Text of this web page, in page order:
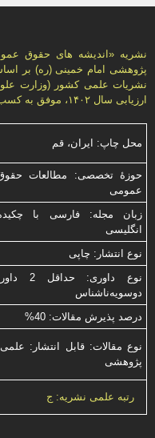
نشریه «انديشه های حقوق
پژوهشی امام خمینی (ره) بر
ارزیابی سال ۱۴۰۲، موفق به کسب رتبه ج شده است.
محل چاپ: ایران، قم
حوزۀ تخصصی: مطالعات
عمومی
زبان مجله: فارسی با
انگلیسی
نوع انتشار: چاپی
نوع داوری: حداقل 2
دوسویه‌ناشناس
درصد پذیرش مقالات: 40%
نوع مقالات: قابل انتشار:
پژوهشی
رتبه علمی نشریه: ج